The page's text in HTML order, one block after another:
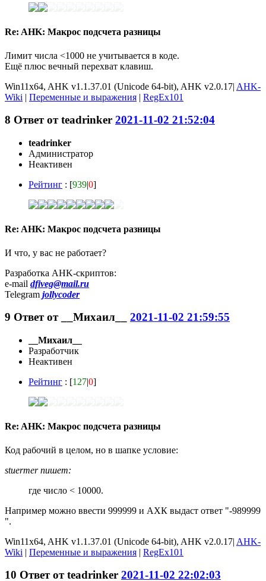
Re: AHK: Макрос подсчета разницы
Лимит числа <1000 не учитывается в коде.
Ещё плюс вечный перехват клавиш.
Win11x64, AHK v1.1.37.01 (Unicode 64-bit), AHK v2.0.17| AHK-
Wiki | Переменные и выражения | RegEx101
8 Ответ отteadrinker 2021-11-02 21:52:04
teadrinker
Администратор
Неактивен
Рейтинг : [939|0]
Re: AHK: Макрос подсчета разницы
И что, у вас не работает?
Разработка AHK-скриптов:
e-mail dfiveg@mail.ru
Telegram jollycoder
9 Ответ от __Михаил__ 2021-11-02 21:59:55
__Михаил__
Разработчик
Неактивен
Рейтинг : [127|0]
Re: AHK: Макрос подсчета разницы
Код рабочий в целом, но в шапке условие:
stuermer пишет:
где число < 10000.
Например можно ввести 999999 и АХК выдаст ответ "-989999
".
Win11x64, AHK v1.1.37.01 (Unicode 64-bit), AHK v2.0.17| AHK-
Wiki | Переменные и выражения | RegEx101
10 Ответ отteadrinker 2021-11-02 22:02:03